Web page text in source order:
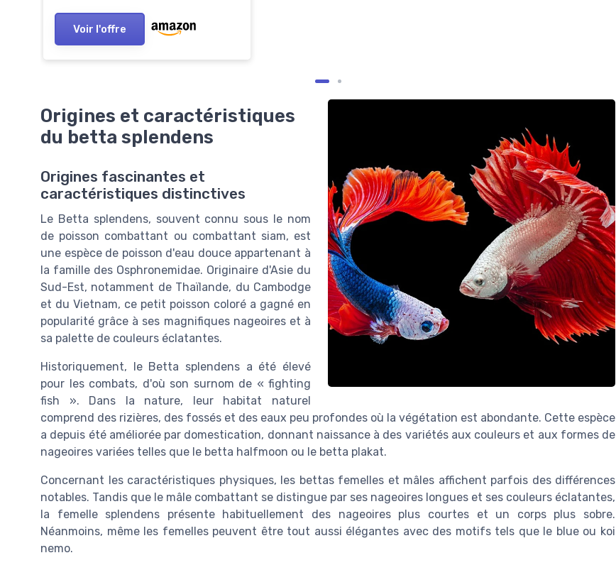
Voir l'offre
Origines et caractéristiques
du betta splendens
Origines fascinantes et
caractéristiques distinctives
Le Betta splendens, souvent connu sous le nom
de poisson combattant ou combattant siam, est
une espèce de poisson d'eau douce appartenant à
la famille des Osphronemidae. Originaire d'Asie du
Sud-Est, notamment de Thaïlande, du Cambodge
et du Vietnam, ce petit poisson coloré a gagné en
popularité grâce à ses magnifiques nageoires et à
sa palette de couleurs éclatantes.
Historiquement, le Betta splendens a été élevé
pour les combats, d'où son surnom de « fighting
fish ». Dans la nature, leur habitat naturel
comprend des rizières, des fossés et des eaux peu profondes où la végétation est abondante. Cette espèce
a depuis été améliorée par domestication, donnant naissance à des variétés aux couleurs et aux formes de
nageoires variées telles que le betta halfmoon ou le betta plakat.
Concernant les caractéristiques physiques, les bettas femelles et mâles affichent parfois des différences
notables. Tandis que le mâle combattant se distingue par ses nageoires longues et ses couleurs éclatantes,
la femelle splendens présente habituellement des nageoires plus courtes et un corps plus sobre.
Néanmoins, même les femelles peuvent être tout aussi élégantes avec des motifs tels que le blue ou koi
nemo.